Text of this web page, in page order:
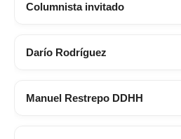
Columnista invitado
Darío Rodríguez
Manuel Restrepo DDHH